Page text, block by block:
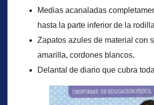
Medias acanaladas
hasta la parte inferior de la
Zapatos azules de material con
amarilla, cordones blancos.
Delantal de diario que cubra